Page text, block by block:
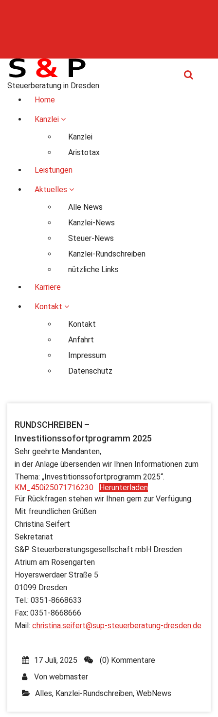
Steuerberatung in Dresden
Home
Kanzlei
Kanzlei
Aristotax
Leistungen
Aktuelles
Alle News
Kanzlei-News
Steuer-News
Kanzlei-Rundschreiben
nützliche Links
Karriere
Kontakt
Kontakt
Anfahrt
Impressum
Datenschutz
RUNDSCHREIBEN –
Investitionssofortprogramm 2025
Sehr geehrte Mandanten,
in der Anlage übersenden wir Ihnen Informationen zum
Thema: „Investitionssofortprogramm 2025“.
KM_450i25071716230
Herunterladen
Für Rückfragen stehen wir Ihnen gern zur Verfügung.
Mit freundlichen Grüßen
Christina Seifert
Sekretariat
S&P Steuerberatungsgesellschaft mbH Dresden
Atrium am Rosengarten
Hoyerswerdaer Straße 5
01099 Dresden
Tel.: 0351-8668633
Fax: 0351-8668666
Mail: christina.seifert@sup-steuerberatung-dresden.de
17 Juli, 2025
(0) Kommentare
Von webmaster
Alles, Kanzlei-Rundschreiben, WebNews